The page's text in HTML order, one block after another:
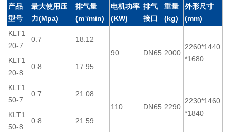
产品
型号
最大使用压
力(Mpa)
排气量
(m³/min)
电机功率
(KW)
排气
接口
重量
(kg)
外形尺寸
(mm)
KLT1
20-7
0.7
18.12
90
DN65 2000
2260*1440
*1680
KLT1
20-8
0.8 17.95
KLT1
50-7
0.7
21.08
110
DN65 2290
2230*1460
*1840
KLT1
50-8
0.8 21.59